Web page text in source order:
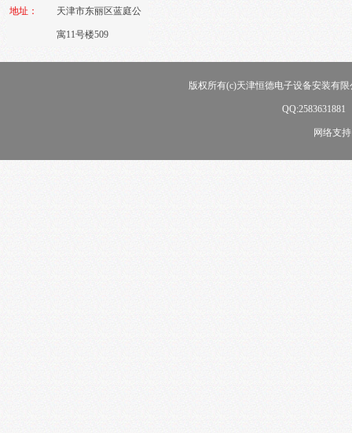
地址： 天津市东丽区蓝庭公
寓11号楼509
版权所有(c)天津恒德电子设备安装有
网络支